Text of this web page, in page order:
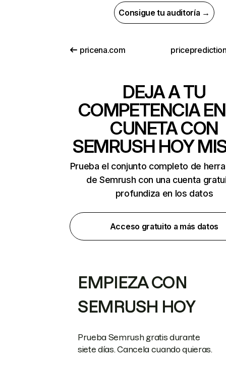
Consigue tu auditoría →
pricena.com
DEJA A TU
COMPETENCIA
CUNETA CON
SEMRUSH HOY
Prueba el conjunto completo de
de Semrush con una cuenta
profundiza en los datos
Acceso gratuito a más datos
EMPIEZA CON
SEMRUSH HOY
Prueba Semrush gratis durante
siete días. Cancela cuando quieras.